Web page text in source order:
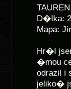
D�lka:
Mapa:
Hr�l
�mou
odrazil i
jeliko�